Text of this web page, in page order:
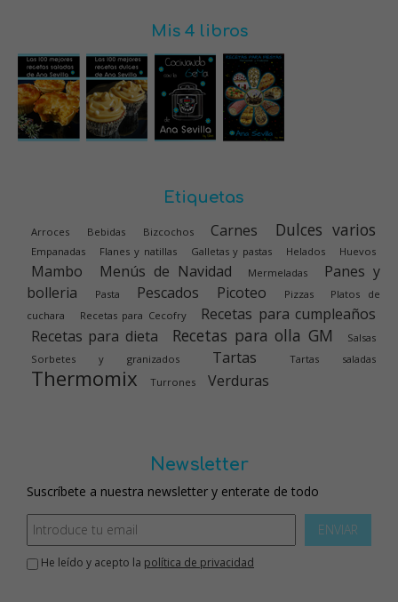
Mis 4 libros
Etiquetas
Arroces Bebidas Bizcochos Carnes Dulces varios
Empanadas Flanes y natillas Galletas y pastas Helados Huevos
Mambo Menús de Navidad Mermeladas
Panes y
bolleria
Pasta Pescados Picoteo Pizzas
Platos de
cuchara
Recetas para Cecofry
Recetas para cumpleaños
Recetas para dieta
Recetas para olla GM
Salsas
Sorbetes y granizados
Tartas Tartas saladas
Thermomix Turrones Verduras
Newsletter
Suscríbete a nuestra newsletter y enterate de todo
ENVIAR
He leído y acepto la política de privacidad